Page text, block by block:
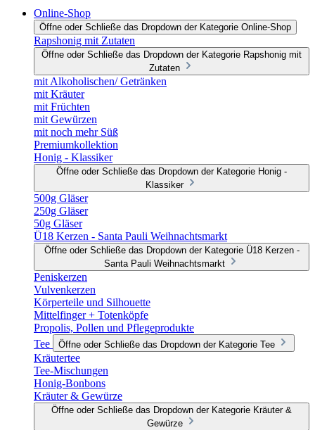
Online-Shop
Öffne oder Schließe das Dropdown der Kategorie Online-Shop
Rapshonig mit Zutaten
Öffne oder Schließe das Dropdown der Kategorie Rapshonig mit
Zutaten
mit Alkoholischen/ Getränken
mit Kräuter
mit Früchten
mit Gewürzen
mit noch mehr Süß
Premiumkollektion
Honig - Klassiker
Öffne oder Schließe das Dropdown der Kategorie Honig -
Klassiker
500g Gläser
250g Gläser
50g Gläser
Ü18 Kerzen - Santa Pauli Weihnachtsmarkt
Öffne oder Schließe das Dropdown der Kategorie Ü18 Kerzen -
Santa Pauli Weihnachtsmarkt
Peniskerzen
Vulvenkerzen
Körperteile und Silhouette
Mittelfinger + Totenköpfe
Propolis, Pollen und Pflegeprodukte
Tee
Öffne oder Schließe das Dropdown der Kategorie Tee
Kräutertee
Tee-Mischungen
Honig-Bonbons
Kräuter & Gewürze
Öffne oder Schließe das Dropdown der Kategorie Kräuter &
Gewürze